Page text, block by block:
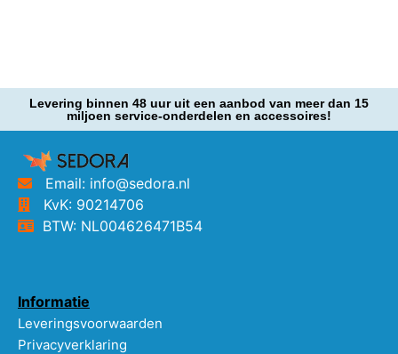
Levering binnen 48 uur uit een aanbod van meer dan 15
miljoen service-onderdelen en accessoires!
Email: info@sedora.nl
KvK: 90214706
BTW: NL004626471B54
Informatie
Leveringsvoorwaarden
Privacyverklaring